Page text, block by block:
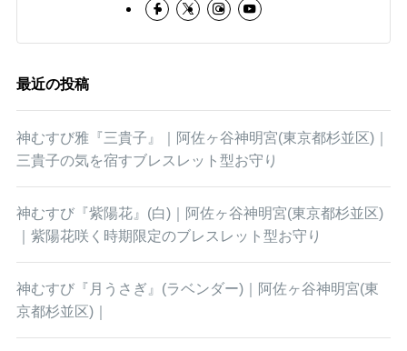
最近の投稿
神むすび雅『三貴子』｜阿佐ヶ谷神明宮(東京都杉並区)｜
三貴子の気を宿すブレスレット型お守り
神むすび『紫陽花』(白)｜阿佐ヶ谷神明宮(東京都杉並区)
｜紫陽花咲く時期限定のブレスレット型お守り
神むすび『月うさぎ』(ラベンダー)｜阿佐ヶ谷神明宮(東
京都杉並区)｜